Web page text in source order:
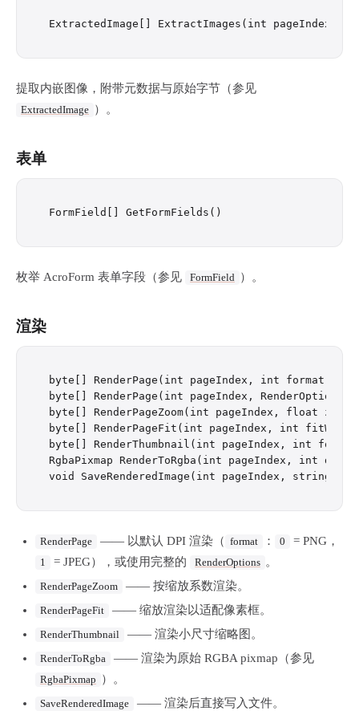
提取内嵌图像，附带元数据与原始字节（参见
ExtractedImage ）。
表单
枚举 AcroForm 表单字段（参见 FormField ）。
渲染
byte[] RenderPage(int pageIndex, int format = 0)
byte[] RenderPage(int pageIndex, RenderOptions
byte[] RenderPageZoom(int pageIndex, float
byte[] RenderPageFit(int pageIndex, int
byte[] RenderThumbnail(int pageIndex, int
RgbaPixmap RenderToRgba(int pageIndex, int dpi
RenderPage —— 以默认 DPI 渲染（ format ： 0 = PNG，
1 = JPEG），或使用完整的 RenderOptions 。
RenderPageZoom —— 按缩放系数渲染。
RenderPageFit —— 缩放渲染以适配像素框。
RenderThumbnail —— 渲染小尺寸缩略图。
RenderToRgba —— 渲染为原始 RGBA pixmap（参见
RgbaPixmap ）。
SaveRenderedImage —— 渲染后直接写入文件。